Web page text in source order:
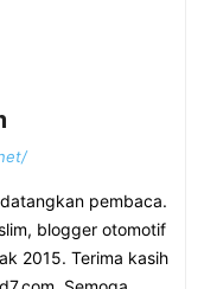
pembaca.
blogger otomotif
2015. Terima kasih